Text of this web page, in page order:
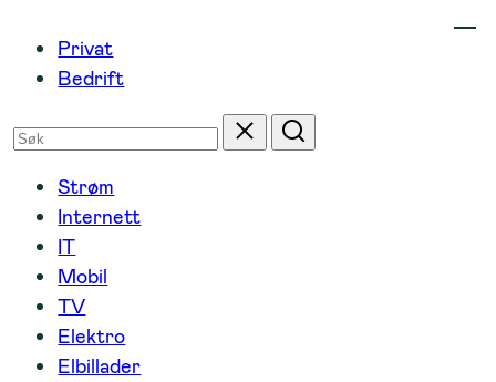
innhold
Privat
Bedrift
Søk
etter
Tilbakestill
Søk
Strøm
Internett
IT
Mobil
TV
Elektro
Elbillader